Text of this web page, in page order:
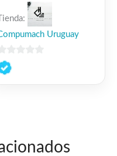
Tienda:
Uruguay
de